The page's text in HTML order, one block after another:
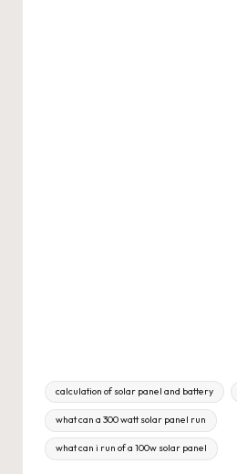
Tags:
calculation of solar panel and battery
what can a 300 watt solar panel run
what can i run of a 100w solar panel